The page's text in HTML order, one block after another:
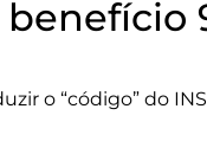
o “código” do